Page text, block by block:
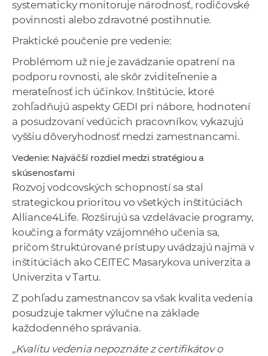
systematicky monitoruje národnosť, rodičovské
povinnosti alebo zdravotné postihnutie.
Praktické poučenie pre vedenie:
Problémom už nie je zavádzanie opatrení na
podporu rovnosti, ale skôr zviditeľnenie a
merateľnosť ich účinkov. Inštitúcie, ktoré
zohľadňujú aspekty GEDI pri nábore, hodnotení
a posudzovaní vedúcich pracovníkov, vykazujú
vyššiu dôveryhodnosť medzi zamestnancami.
Vedenie: Najväčší rozdiel medzi stratégiou a
skúsenosťami
Rozvoj vodcovských schopností sa stal
strategickou prioritou vo všetkých inštitúciách
Alliance4Life. Rozširujú sa vzdelávacie programy,
koučing a formáty vzájomného učenia sa,
pričom štruktúrované prístupy uvádzajú najmä v
inštitúciách ako CEITEC Masarykova univerzita a
Univerzita v Tartu.
Z pohľadu zamestnancov sa však kvalita vedenia
posudzuje takmer výlučne na základe
každodenného správania.
„Kvalitu vedenia nepoznáte z certifikátov o